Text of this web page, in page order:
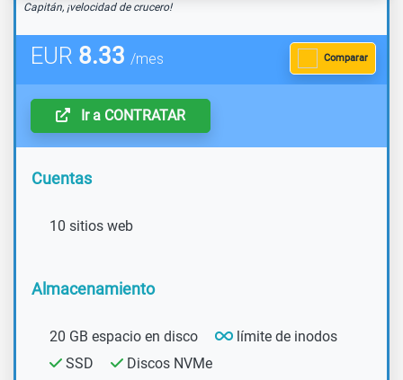
Capitán, ¡velocidad de crucero!
Comparar
EUR 8.33 /mes
Ir a CONTRATAR
Cuentas
10 sitios web
Almacenamiento
20 GB espacio en disco
límite de inodos
SSD
Discos NVMe